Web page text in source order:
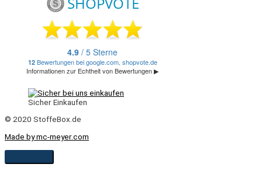
Sicher Einkaufen
© 2020 StoffeBox.de
Made by mc-meyer.com